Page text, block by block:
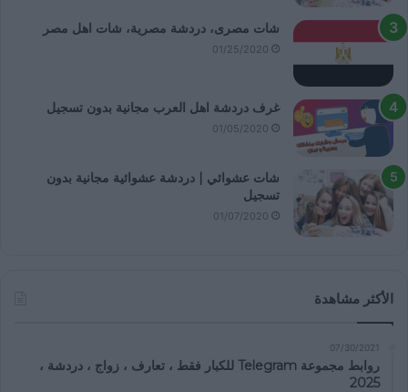
شات مصرى، دردشة مصرية، شات اهل مصر
01/25/2020
غرف دردشة اهل العرب مجانية بدون تسجيل
01/05/2020
شات عشوائي | دردشة عشوائية مجانية بدون
تسجيل
01/07/2020
الأكثر مشاهدة
07/30/2021
روابط مجموعة Telegram للكبار فقط ، تعارف ، زواج ، دردشة ،
2025